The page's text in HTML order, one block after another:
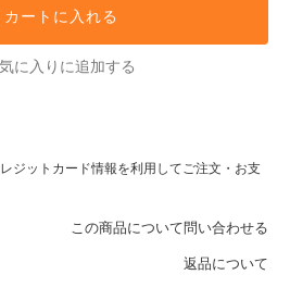
カートに入れる
に入りに追加する
ジットカード情報を利用してご注文・お支
この商品について問い合わせる
返品について